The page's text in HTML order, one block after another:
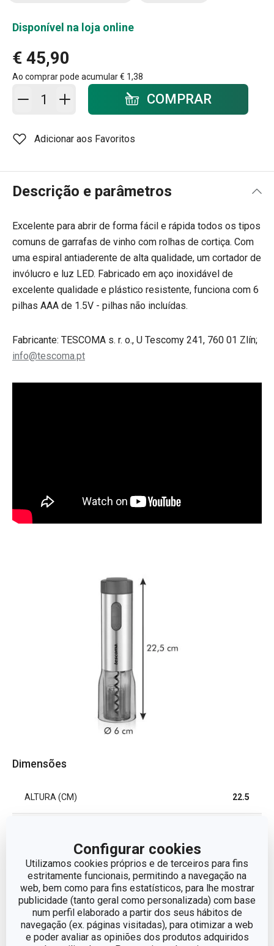
Configurar cookies
Utilizamos cookies próprios e de terceiros para fins
estritamente funcionais, permitindo a navegação na
web, bem como para fins estatísticos, para lhe mostrar
publicidade (tanto geral como personalizada) com base
num perfil elaborado a partir dos seus hábitos de
navegação (ex. páginas visitadas), para otimizar a web
e poder avaliar as opiniões dos produtos adquiridos
Disponível na loja online
€ 45,90
Ao comprar pode acumular€ 1,38
Adicionar ao carrinho - quantidadeCOMPRAR
Adicionar aos Favoritos
Descrição e parâmetros
Excelente para abrir de forma fácil e rápida todos os tipos
comuns de garrafas de vinho com rolhas de cortiça. Com
uma espiral antiaderente de alta qualidade, um cortador de
invólucro e luz LED. Fabricado em aço inoxidável de
excelente qualidade e plástico resistente, funciona com 6
pilhas AAA de 1.5V - pilhas não incluídas.
Fabricante: TESCOMA s. r. o., U Tescomy 241, 760 01 Zlín;
info@tescoma.pt
Dimensões
ALTURA (CM) 22.5
Outros parâmetros
CATEGORIA Bar e Sommelier
LINHA DE PRODUTO UNO VINO